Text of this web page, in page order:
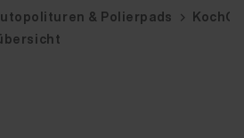
& Polierpads